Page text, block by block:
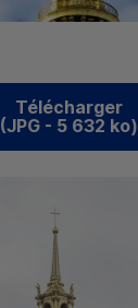
Télécharger
(JPG - 5 632 ko)